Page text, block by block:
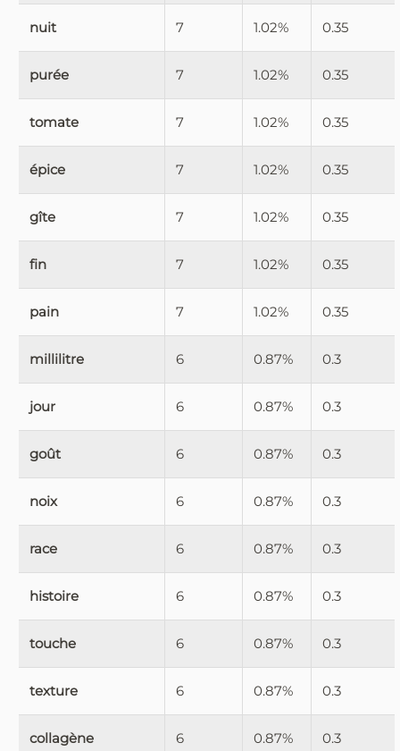
nuit 7 1.02% 0.35
purée 7 1.02% 0.35
tomate 7 1.02% 0.35
épice 7 1.02% 0.35
gîte 7 1.02% 0.35
fin 7 1.02% 0.35
pain 7 1.02% 0.35
millilitre 6 0.87% 0.3
jour 6 0.87% 0.3
goût 6 0.87% 0.3
noix 6 0.87% 0.3
race 6 0.87% 0.3
histoire 6 0.87% 0.3
touche 6 0.87% 0.3
texture 6 0.87% 0.3
collagène 6 0.87% 0.3